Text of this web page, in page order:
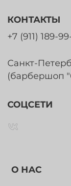
О НАС
КОНТАКТЫ
+7 (911) 189-
Санкт-
(барбершоп
СОЦСЕТИ